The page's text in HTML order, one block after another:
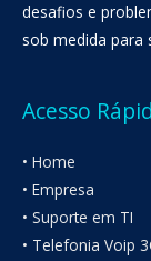
desafios e
sob medida para
Acesso
• Home
• Empresa
• Suporte em TI
• Telefonia Voip